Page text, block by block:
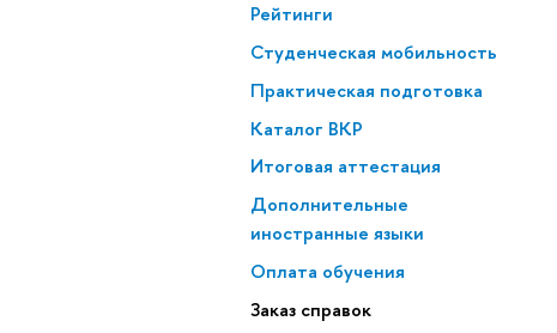
Рейтинги
Студенческая мобильность
Практическая подготовка
Каталог ВКР
Итоговая аттестация
Дополнительные
иностранные языки
Оплата обучения
Заказ справок